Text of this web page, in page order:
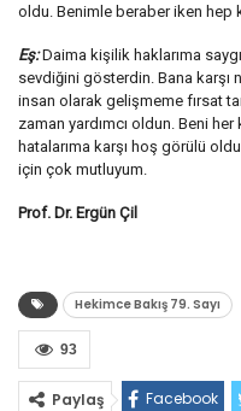
oldu. Benimle beraber iken hep
Eş:Daima kişilik haklarıma
sevdiğini gösterdin. Bana karşı
insan olarak gelişmeme fırsat
zaman yardımcı oldun. Beni
hatalarıma karşı hoş görülü
için çok mutluyum.
Prof. Dr. Ergün Çil
Hekimce Bakış 79. Sayı
93
Paylaş Facebook